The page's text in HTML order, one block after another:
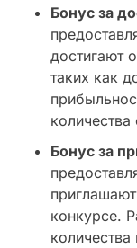
Бонус за
достигают
таких как
количества
Бонус за
конкурсе.